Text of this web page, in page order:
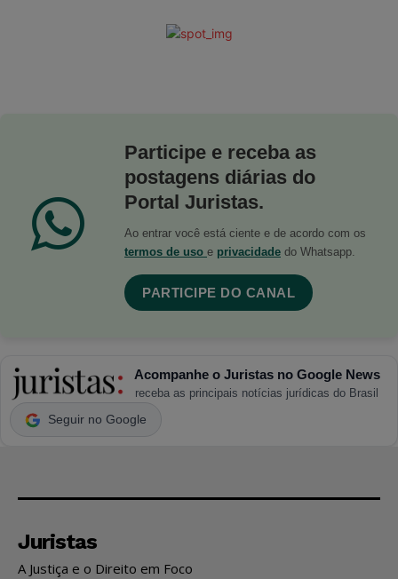
Participe e receba as
postagens diárias do
Portal Juristas.
Ao entrar você está ciente e de acordo com os
termos de uso e privacidade do Whatsapp.
PARTICIPE DO CANAL
Acompanhe o Juristas no Google News
receba as principais notícias jurídicas do Brasil
Seguir no Google
Juristas
A Justiça e o Direito em Foco